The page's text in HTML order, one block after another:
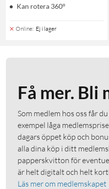
Kan rotera 360°
Online: Ej i lager
Få mer. Bli
Som medlem hos oss får
exempel låga
dagars öppet köp och
alla dina köp i ditt
papperskvitton för
är helt digitalt och helt
Läs mer om medlemskapet